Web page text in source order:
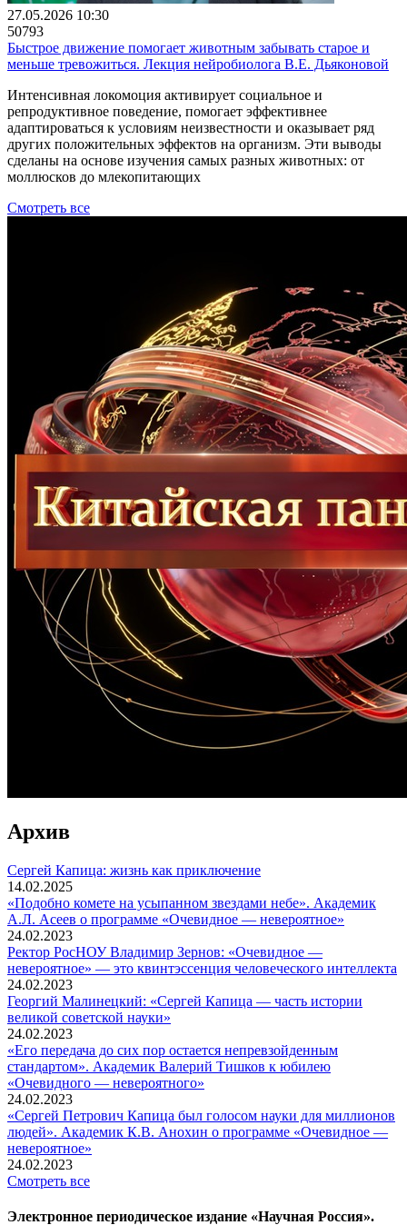
27.05.2026 10:30
50793
Быстрое движение помогает животным забывать старое и
меньше тревожиться. Лекция нейробиолога В.Е. Дьяконовой
Интенсивная локомоция активирует социальное и
репродуктивное поведение, помогает эффективнее
адаптироваться к условиям неизвестности и оказывает ряд
других положительных эффектов на организм. Эти выводы
сделаны на основе изучения самых разных животных: от
моллюсков до млекопитающих
Смотреть все
Архив
Сергей Капица: жизнь как приключение
14.02.2025
«Подобно комете на усыпанном звездами небе». Академик
А.Л. Асеев о программе «Очевидное — невероятное»
24.02.2023
Ректор РосНОУ Владимир Зернов: «Очевидное —
невероятное» — это квинтэссенция человеческого интеллекта
24.02.2023
Георгий Малинецкий: «Сергей Капица — часть истории
великой советской науки»
24.02.2023
«Его передача до сих пор остается непревзойденным
стандартом». Академик Валерий Тишков к юбилею
«Очевидного — невероятного»
24.02.2023
«Сергей Петрович Капица был голосом науки для миллионов
людей». Академик К.В. Анохин о программе «Очевидное —
невероятное»
24.02.2023
Смотреть все
Электронное периодическое издание «Научная Россия».